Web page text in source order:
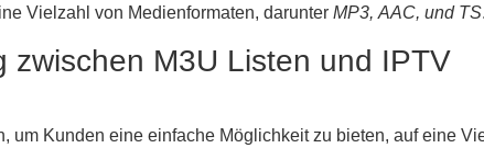
Vielzahl von Medienformaten, darunter MP3, AAC, und TS
zwischen M3U Listen und IPTV
um Kunden eine einfache Möglichkeit zu bieten, auf eine